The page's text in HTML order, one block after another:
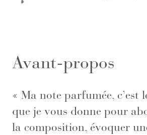
Avant-propos
« Ma note parfumée, c’est
que je vous donne pour
la composition, évoquer